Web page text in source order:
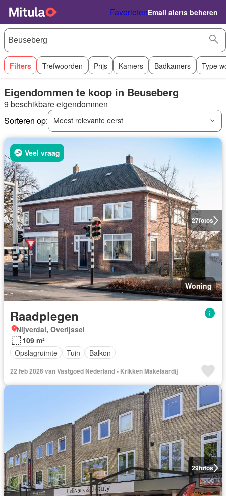
FavorietenEmail alerts beheren
Filters Trefwoorden Prijs Kamers Badkamers Type
Eigendommen te koop in Beuseberg
9 beschikbare eigendommen
Sorteren op:
Meest relevante eerst
27fotos
Veel vraag
Woning
Raadplegen
Nijverdal, Overijssel
109 m²
Opslagruimte
Tuin Balkon
22 feb 2026 van Vastgoed Nederland - Krikken Makelaardij
29fotos